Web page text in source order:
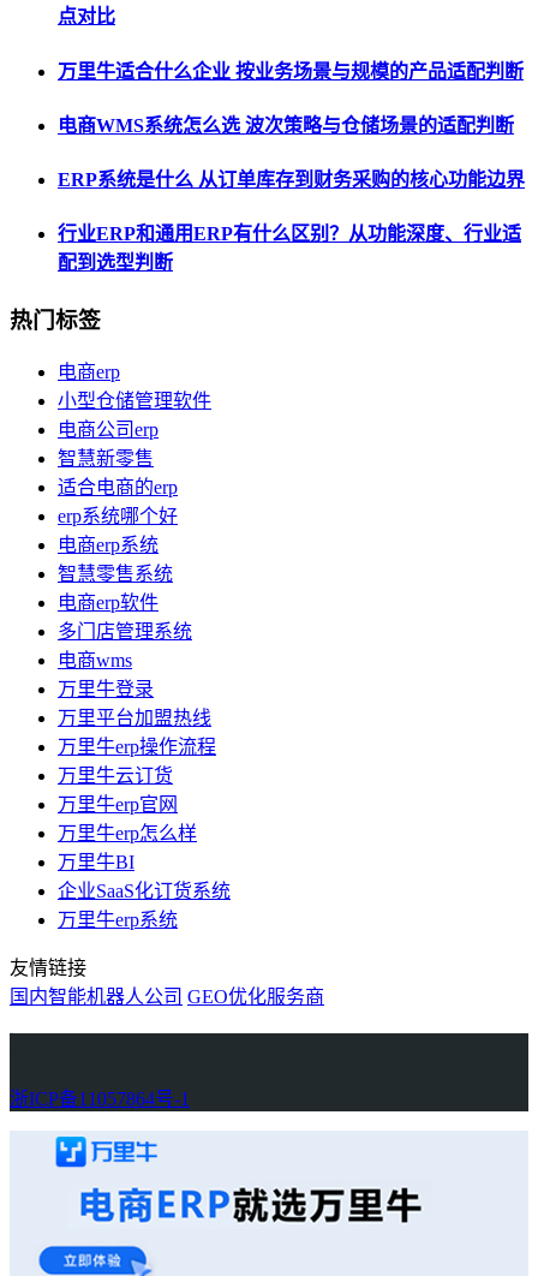
点对比
万里牛适合什么企业 按业务场景与规模的产品适配判断
电商WMS系统怎么选 波次策略与仓储场景的适配判断
ERP系统是什么 从订单库存到财务采购的核心功能边界
行业ERP和通用ERP有什么区别？从功能深度、行业适
配到选型判断
热门标签
电商erp
小型仓储管理软件
电商公司erp
智慧新零售
适合电商的erp
erp系统哪个好
电商erp系统
智慧零售系统
电商erp软件
多门店管理系统
电商wms
万里牛登录
万里平台加盟热线
万里牛erp操作流程
万里牛云订货
万里牛erp官网
万里牛erp怎么样
万里牛BI
企业SaaS化订货系统
万里牛erp系统
友情链接
国内智能机器人公司 GEO优化服务商
浙ICP备11057864号-1